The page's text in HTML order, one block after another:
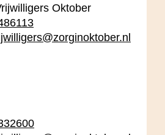
Oktober